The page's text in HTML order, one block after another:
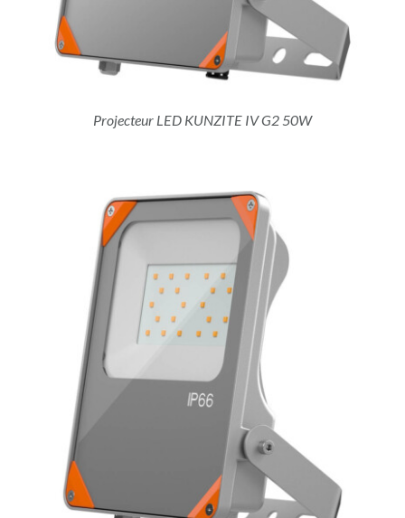
Projecteur LED KUNZITE IV G2 50W